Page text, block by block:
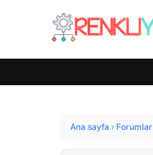
Ana sayfa › Forumlar